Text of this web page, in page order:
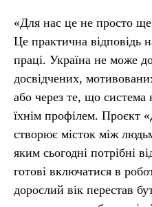
«Для нас це не просто ще
Це практична відповідь
праці. Україна не може
досвідчених,
або через те, що
їхнім профілем. Проєкт
створює місток між
яким сьогодні потрібні
готові включатися в
дорослий вік перестав